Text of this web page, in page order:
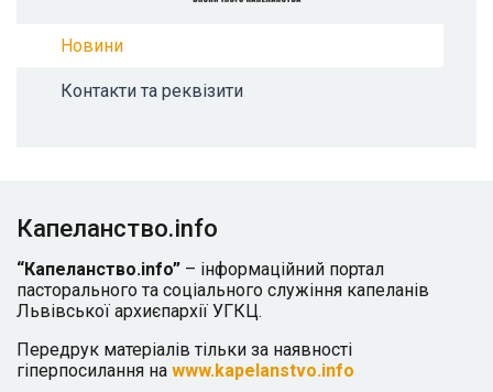
Новини
Контакти та реквізити
Капеланство.info
“Капеланство.info” – інформаційний портал
пасторального та соціального служіння капеланів
Львівської архиєпархії УГКЦ.
Передрук матеріалів тільки за наявності
гіперпосилання на www.kapelanstvo.info